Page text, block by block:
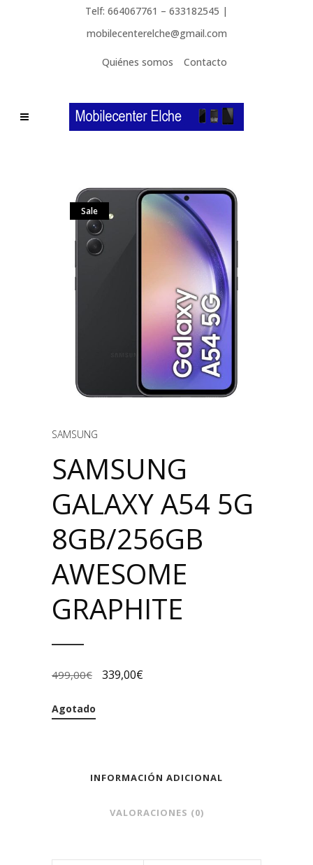
Telf: 664067761 – 633182545 |
mobilecenterelche@gmail.com
Quiénes somos Contacto
Sale
SAMSUNG
SAMSUNG
GALAXY A54 5G
8GB/256GB
AWESOME
GRAPHITE
499,00€ 339,00€
Agotado
INFORMACIÓN ADICIONAL
VALORACIONES (0)